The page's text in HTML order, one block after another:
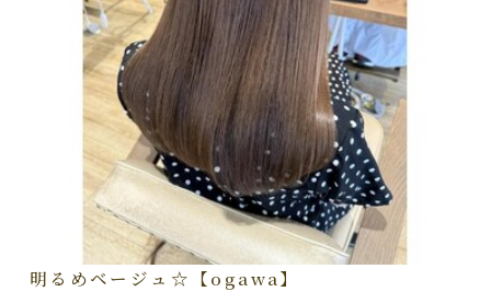
明るめベージュ☆【ogawa】